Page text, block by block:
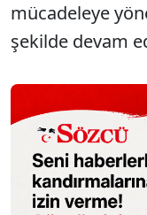
mücadeleye
şekilde devam